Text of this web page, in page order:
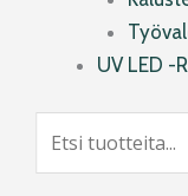
UV LED -